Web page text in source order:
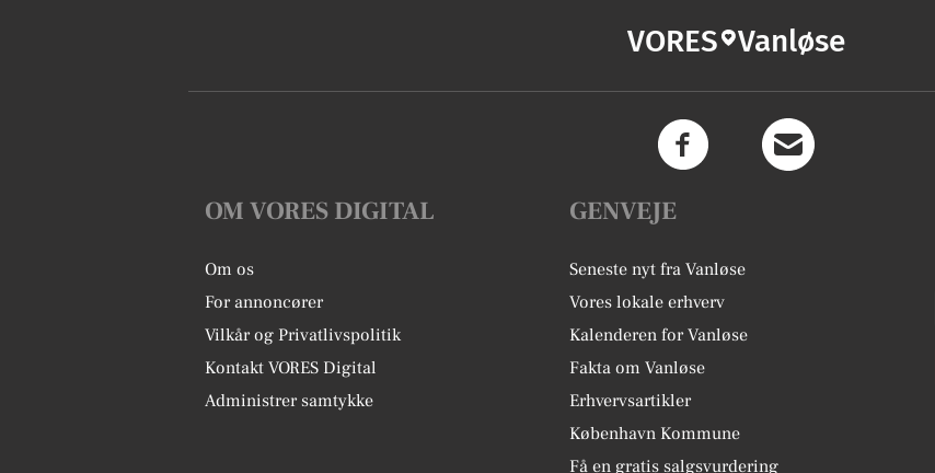
VORES Vanløse
OM VORES DIGITAL
Om os
For annoncører
Vilkår og Privatlivspolitik
Kontakt VORES Digital
Administrer samtykke
GENVEJE
Seneste nyt fra Vanløse
Vores lokale erhverv
Kalenderen for Vanløse
Fakta om Vanløse
Erhvervsartikler
København Kommune
Få en gratis salgsvurdering